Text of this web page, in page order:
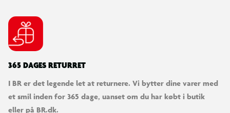
365 DAGES RETURRET
I BR er det legende let at returnere. Vi bytter dine varer med
et smil inden for 365 dage, uanset om du har købt i butik
eller på BR.dk.